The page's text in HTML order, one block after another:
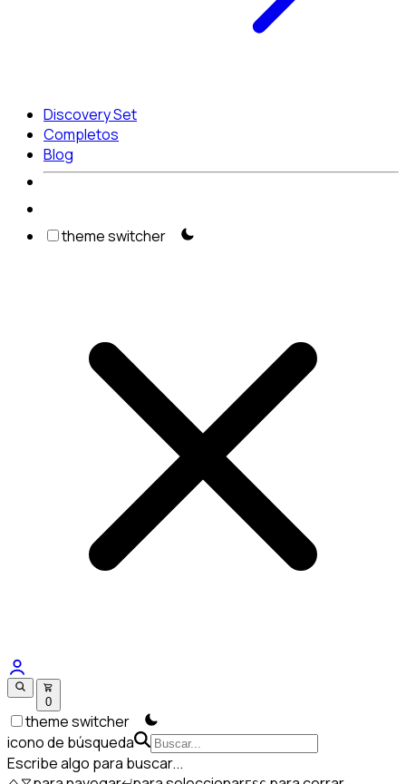
Discovery Set
Completos
Blog
theme switcher
0
theme switcher
icono de búsqueda
Escribe algo para buscar...